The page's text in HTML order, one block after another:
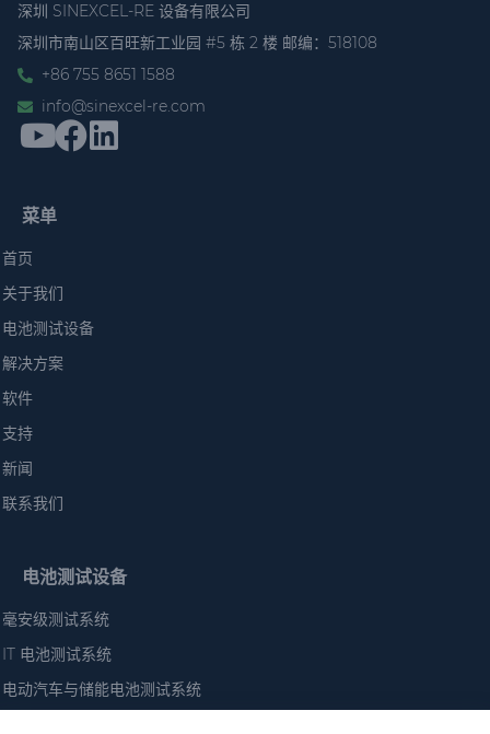
深圳 SINEXCEL-RE 设备有限公司
深圳市南山区百旺新工业园 #5 栋 2 楼 邮编：518108
+86 755 8651 1588
info@sinexcel-re.com
菜单
首页
关于我们
电池测试设备
解决方案
软件
支持
新闻
联系我们
电池测试设备
毫安级测试系统
IT 电池测试系统
电动汽车与储能电池测试系统